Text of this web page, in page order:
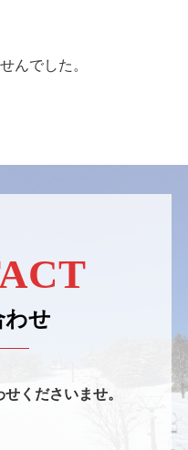
んでした。
わせ
くださいませ。